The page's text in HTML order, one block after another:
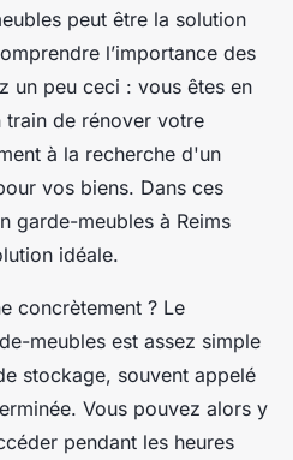
peut être la solution
l’importance des
un peu ceci : vous êtes en
train de rénover votre
à la recherche d'un
vos biens. Dans ces
garde-meubles à Reims
idéale.
concrètement ? Le
meubles est assez simple
stockage, souvent appelé
Vous pouvez alors y
pendant les heures